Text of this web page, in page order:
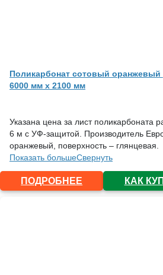
Поликарбонат сотовый оранжевый
6000 мм x 2100 мм
Указана цена за лист поликарбоната
6 м с УФ-защитой. Производитель
оранжевый, поверхность – глянцевая.
Показать большеСвернуть
ПОДРОБНЕЕ КАК